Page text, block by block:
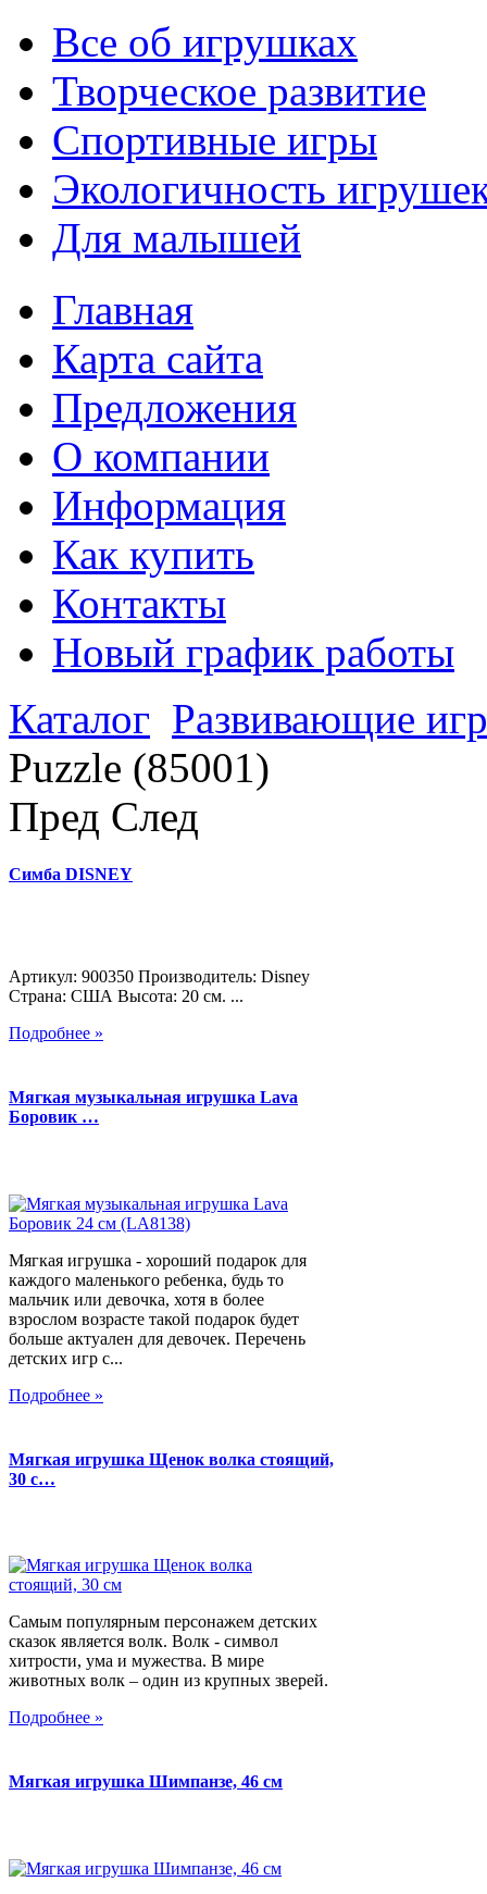
Все об игрушках
Творческое развитие
Спортивные игры
Экологичность
Для малышей
Главная
Карта сайта
Предложения
О компании
Информация
Как купить
Контакты
Новый график работы
Каталог Развивающие
Puzzle (85001)
Пред След
Симба DISNEY
Артикул: 900350 Производитель: Disney
Страна: США Высота: 20 см. ...
Подробнее »
Мягкая музыкальная игрушка Lava
Боровик …
Мягкая игрушка - хороший подарок для
каждого маленького ребенка, будь то
мальчик или девочка, хотя в более
взрослом возрасте такой подарок будет
больше актуален для девочек. Перечень
детских игр с...
Подробнее »
Мягкая игрушка Щенок волка стоящий,
30 с…
Самым популярным персонажем детских
сказок является волк. Волк - символ
хитрости, ума и мужества. В мире
животных волк – один из крупных зверей.
Подробнее »
Мягкая игрушка Шимпанзе, 46 см